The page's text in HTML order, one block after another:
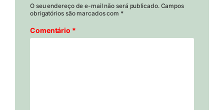
O seu endereço de e-mail não será publicado. Campos
obrigatórios são marcados com *
Comentário *